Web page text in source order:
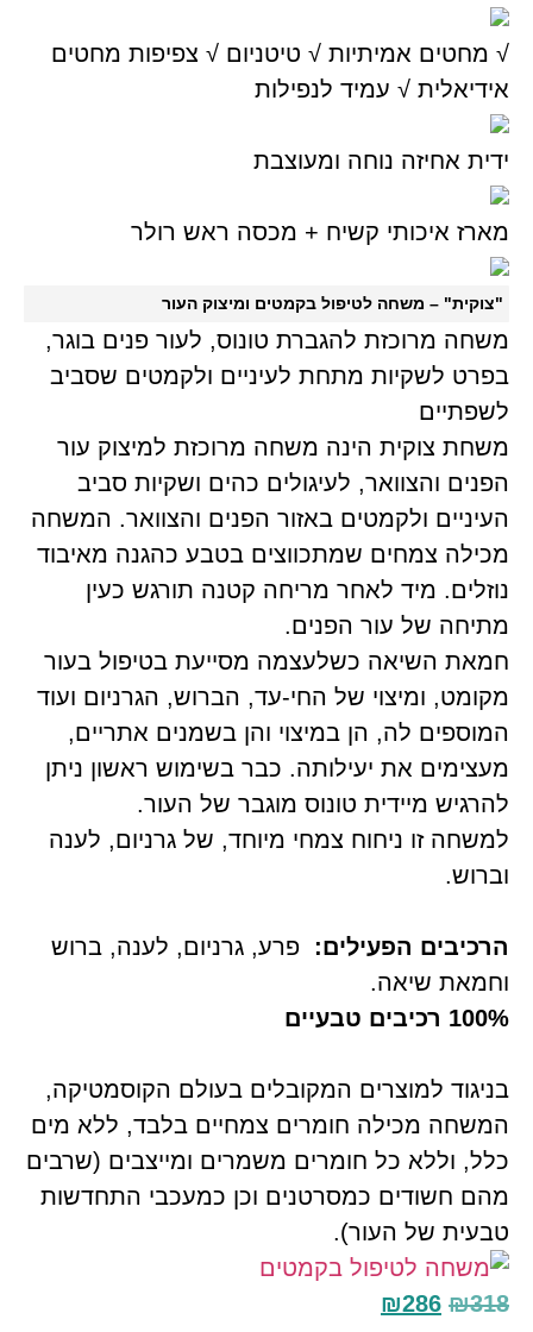
√ מחטים אמיתיות √ טיטניום √ צפיפות מחטים
אידיאלית √ עמיד לנפילות
ידית אחיזה נוחה ומעוצבת
מארז איכותי קשיח + מכסה ראש רולר
"צוקית" – משחה לטיפול בקמטים ומיצוק העור
משחה מרוכזת להגברת טונוס, לעור פנים בוגר,
בפרט לשקיות מתחת לעיניים ולקמטים שסביב
לשפתיים
משחת צוקית הינה משחה מרוכזת למיצוק עור
הפנים והצוואר, לעיגולים כהים ושקיות סביב
העיניים ולקמטים באזור הפנים והצוואר. המשחה
מכילה צמחים שמתכווצים בטבע כהגנה מאיבוד
נוזלים. מיד לאחר מריחה קטנה תורגש כעין
מתיחה של עור הפנים.
חמאת השיאה כשלעצמה מסייעת בטיפול בעור
מקומט, ומיצוי של החי-עד, הברוש, הגרניום ועוד
המוספים לה, הן במיצוי והן בשמנים אתריים,
מעצימים את יעילותה. כבר בשימוש ראשון ניתן
להרגיש מיידית טונוס מוגבר של העור.
למשחה זו ניחוח צמחי מיוחד, של גרניום, לענה
וברוש.
הרכיבים הפעילים:
פרע, גרניום, לענה, ברוש
וחמאת שיאה.
100% רכיבים טבעיים
בניגוד למוצרים המקובלים בעולם הקוסמטיקה,
המשחה מכילה חומרים צמחיים בלבד, ללא מים
כלל, וללא כל חומרים משמרים ומייצבים (שרבים
מהם חשודים כמסרטנים וכן כמעכבי התחדשות
טבעית של העור).
₪318
₪286